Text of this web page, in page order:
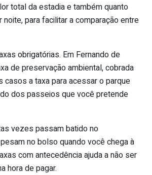
total da estadia e também quanto
para facilitar a comparação entre
obrigatórias. Em Fernando de
de preservação ambiental, cobrada
casos a taxa para acessar o parque
dos passeios que você pretende
vezes passam batido no
no bolso quando você chega à
com antecedência ajuda a não ser
hora de pagar.